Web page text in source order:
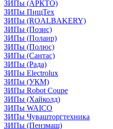
ЗИПы (АРКТО)
ЗИПы ПищТех
ЗИПы (ROALBAKERY)
ЗИПы (Позис)
ЗИПы (Полаир)
ЗИПы (Полюс)
ЗИПы (Сантас)
ЗИПы (Рада)
ЗИПы Electrolux
ЗИПы (УКМ)
ЗИПы Robot Coupe
ЗИПы (Хайколд)
ЗИПы WAICO
ЗИПы Чувашторгтехника
ЗИПы (Пензмаш)